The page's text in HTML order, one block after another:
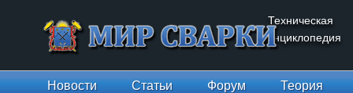
Техническая
энциклопедия
Новости Статьи Форум Теория